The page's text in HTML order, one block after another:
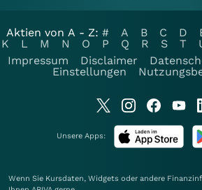
Aktien von A - Z: # A B C D
K
L M N O P Q R S T
Impressum
Disclaimer
Einstellungen
Unsere Apps:
Wenn Sie Kursdaten, Widgets oder andere